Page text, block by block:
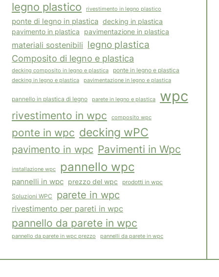
legno plastico rivestimento in legno plastico
ponte di legno in plastica decking in plastica
pavimento in plastica pavimentazione in plastica
materiali sostenibili legno plastica
Composito di legno e plastica
decking composito in legno e plastica ponte in legno e plastica
decking in legno e plastica pavimentazione in legno e plastica
pannello in plastica di legno parete in legno e plastica wpc
rivestimento in wpc composito wpc
ponte in wpc decking wPC
pavimento in wpc Pavimenti in Wpc
installazione wpc pannello wpc
pannelli in wpc prezzo del wpc
prodotti in wpc
Soluzioni WPC
parete in wpc
rivestimento per pareti in wpc
pannello da parete in wpc
pannello da parete in wpc prezzo pannelli da parete in wpc